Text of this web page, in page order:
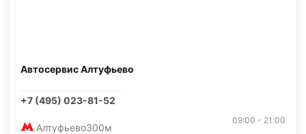
Автосервис Алтуфьево
+7 (495) 023-81-52
Алтуфьево300м
09:00 - 21:00